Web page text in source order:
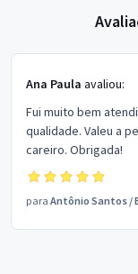
Ana Paula avaliou:
Fui muito bem
qualidade. Valeu a
careiro. Obrigada!
para Antônio Santos /